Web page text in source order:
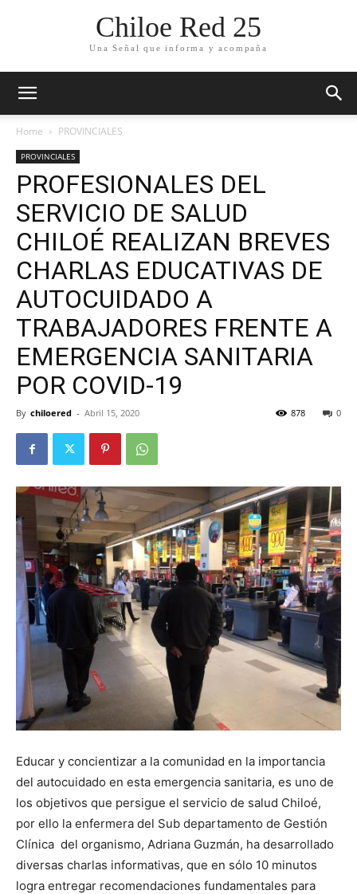
Chiloe Red 25
Una Señal que informa y acompaña
Home PROVINCIALES
PROVINCIALES
PROFESIONALES DEL
SERVICIO DE SALUD
CHILOÉ REALIZAN BREVES
CHARLAS EDUCATIVAS DE
AUTOCUIDADO A
TRABAJADORES FRENTE A
EMERGENCIA SANITARIA
POR COVID-19
By chiloered - Abril 15, 2020 0
878
Educar y concientizar a la comunidad en la importancia
del autocuidado en esta emergencia sanitaria, es uno de
los objetivos que persigue el servicio de salud Chiloé,
por ello la enfermera del Sub departamento de Gestión
Clínica del organismo, Adriana Guzmán, ha desarrollado
diversas charlas informativas, que en sólo 10 minutos
logra entregar recomendaciones fundamentales para